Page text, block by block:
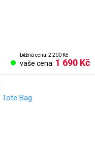
běžná cena: 2 200 Kč
vaše cena: 1 690 Kč